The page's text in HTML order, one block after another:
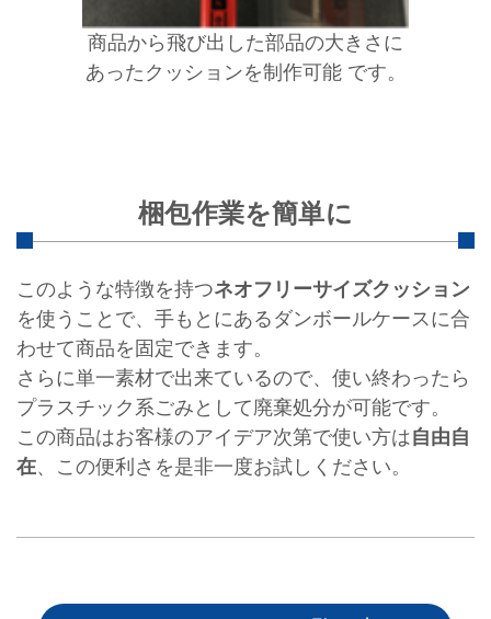
商品から飛び出した部品の大きさに
あったクッションを制作可能 です。
梱包作業を簡単に
このような特徴を持つネオフリーサイズクッション
を使うことで、手もとにあるダンボールケースに合
わせて商品を固定できます。
さらに単一素材で出来ているので、使い終わったら
プラスチック系ごみとして廃棄処分が可能です。
この商品はお客様のアイデア次第で使い方は自由自
在、この便利さを是非一度お試しください。